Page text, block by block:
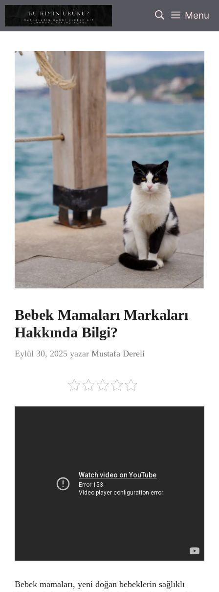
İçeriğe
Menu
Bebek Mamaları Markaları
Hakkında Bilgi?
Eylül 30, 2025 yazar Mustafa Dereli
Bebek mamaları, yeni doğan bebeklerin sağlıklı